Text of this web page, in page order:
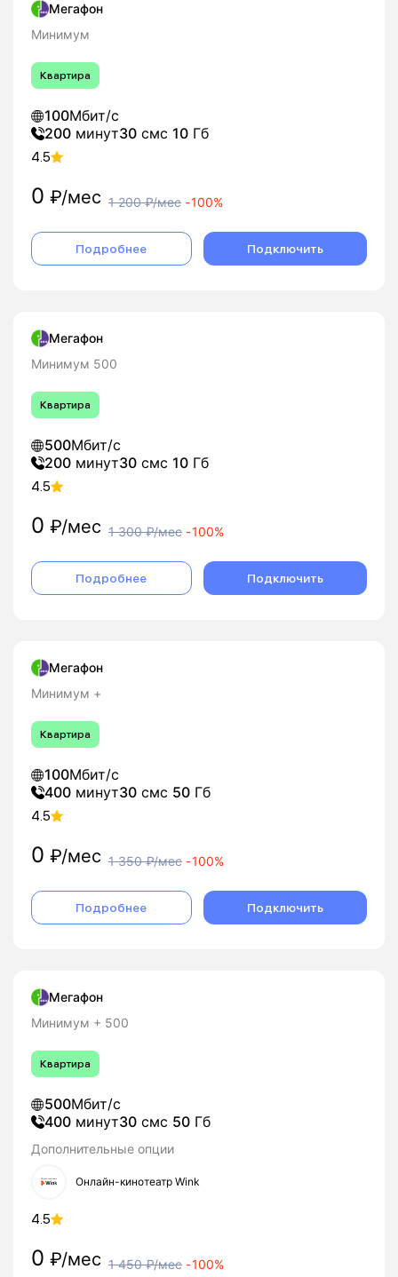
Мегафон
Минимум
Квартира
100Мбит/с
200 минут30 смс 10 Гб
4.5
0 ₽/мес 1 200₽/мес -100%
Подробнее Подключить
Мегафон
Минимум 500
Квартира
500Мбит/с
200 минут30 смс 10 Гб
4.5
0 ₽/мес 1 300₽/мес -100%
Подробнее Подключить
Мегафон
Минимум +
Квартира
100Мбит/с
400 минут30 смс 50 Гб
4.5
0 ₽/мес 1 350₽/мес -100%
Подробнее Подключить
Мегафон
Минимум + 500
Квартира
500Мбит/с
400 минут30 смс 50 Гб
Дополнительные опции
Онлайн-кинотеатр Wink
4.5
0 ₽/мес 1 450₽/мес -100%